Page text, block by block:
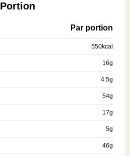
Portion
Par portion
550kcal
16g
4.5g
54g
17g
5g
46g